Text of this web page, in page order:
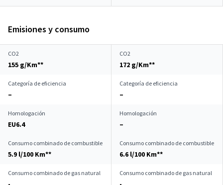
Emisiones y consumo
CO2
155 g/Km**
CO2
172 g/Km**
Categoría de eficiencia
–
Categoría de eficiencia
–
Homologación
EU6.4
Homologación
–
Consumo combinado de combustible
5.9 l/100 Km**
Consumo combinado de combustible
6.6 l/100 Km**
Consumo combinado de gas natural Consumo combinado de gas natural